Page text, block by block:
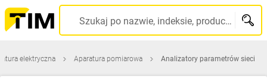
Szukaj po nazwie, indeksie, producencie, kodzie kreskowym...
elektryczna Aparatura pomiarowa Analizatory parametrów sieci